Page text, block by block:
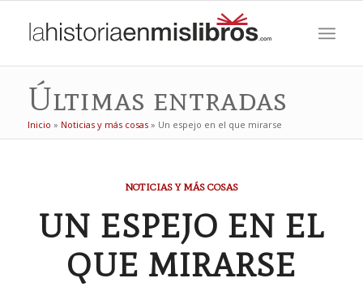
Últimas entradas
Inicio » Noticias y más cosas» Un espejo en el que mirarse
NOTICIAS Y MÁS COSAS
UN ESPEJO EN EL
QUE MIRARSE